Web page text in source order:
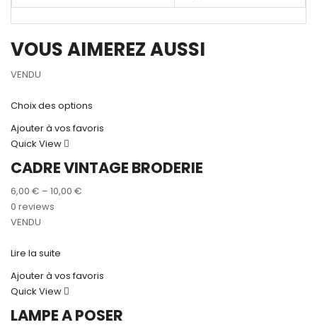
VOUS AIMEREZ AUSSI
VENDU
Choix des options
Ajouter à vos favoris
Quick View
CADRE VINTAGE BRODERIE
6,00 € – 10,00 €
0 reviews
VENDU
Lire la suite
Ajouter à vos favoris
Quick View
LAMPE A POSER